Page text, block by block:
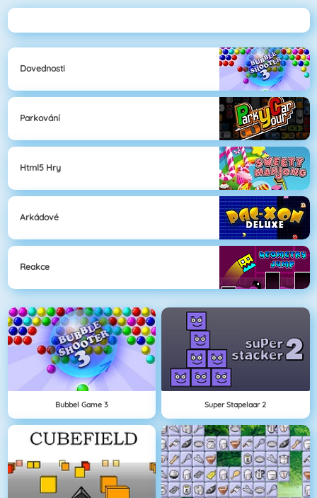
Dovednosti
Parkování
Html5 Hry
Arkádové
Reakce
Bubbel Game 3 Super Stapelaar 2